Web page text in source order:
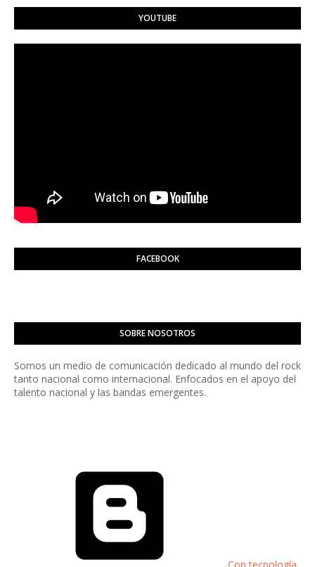
YOUTUBE
FACEBOOK
SOBRE NOSOTROS
Somos un medio de comunicación dedicado al mundo del rock
tanto nacional como internacional. Enfocados en el apoyo del
talento nacional y las bandas emergentes.
Con tecnología